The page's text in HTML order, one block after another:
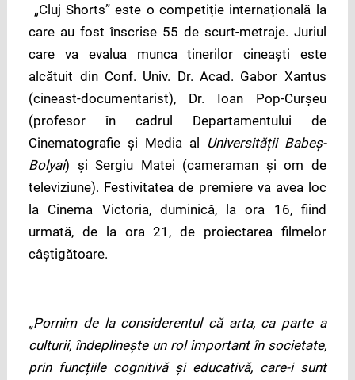
„Cluj Shorts” este o competiție internațională la
care au fost înscrise 55 de scurt-metraje. Juriul
care va evalua munca tinerilor cineaști este
alcătuit din Conf. Univ. Dr. Acad. Gabor Xantus
(cineast-documentarist), Dr. Ioan Pop-Curşeu
(profesor în cadrul Departamentului de
Cinematografie şi Media al Universității Babeş-
Bolyai) și Sergiu Matei (cameraman şi om de
televiziune). Festivitatea de premiere va avea loc
la Cinema Victoria, duminică, la ora 16, fiind
urmată, de la ora 21, de proiectarea filmelor
câștigătoare.
„Pornim de la considerentul că arta, ca parte a
culturii, îndeplinește un rol important în societate,
prin funcțiile cognitivă și educativă, care-i sunt